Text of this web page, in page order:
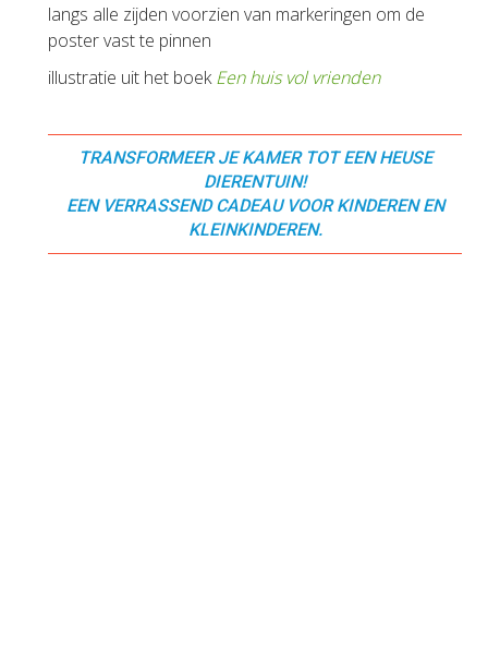
langs alle zijden voorzien van markeringen om de
poster vast te pinnen
illustratie uit het boekEen huis vol vrienden
TRANSFORMEER JE KAMER TOT EEN HEUSE
DIERENTUIN!
EEN VERRASSEND CADEAU VOOR KINDEREN EN
KLEINKINDEREN.